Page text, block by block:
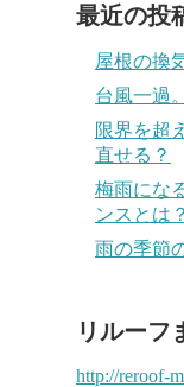
最近の投
屋根の換
台風一過
限界を超
直せる？
梅雨にな
ンスとは？
雨の季節
リルーフ
http://reroof-